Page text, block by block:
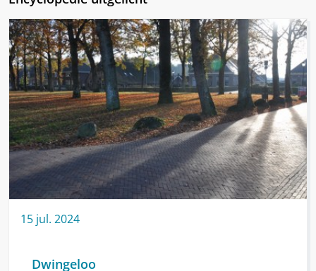
15 jul. 2024
Dwingeloo